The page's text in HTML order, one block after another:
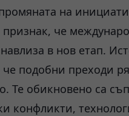
на
че
в нов етап.
че подобни преходи
Те обикновено са
конфликти,